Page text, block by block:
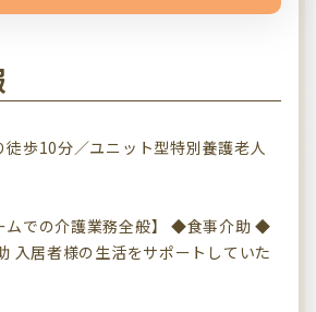
歩10分／ユニット型特別養護老人
ムでの介護業務全般】 ◆食事介助 ◆
入居者様の生活をサポートしていた